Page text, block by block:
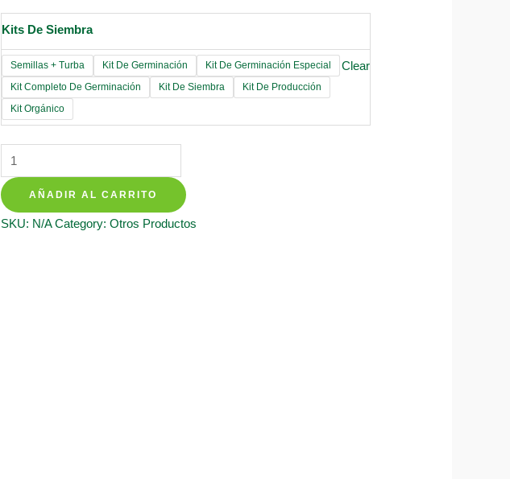
Kits De Siembra
Semillas + Turba Kit De Germinación
Kit De Germinación Especial
Kit Completo De Germinación
Kit De Siembra
Kit De Producción
Kit Orgánico
Clear
Kits
De
Siembra
Para
AÑADIR AL CARRITO
SKU: N/A Category: Otros Productos